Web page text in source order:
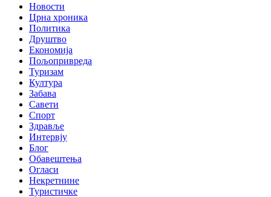
Новости
Црна хроника
Политика
Друштво
Економија
Пољопривреда
Туризам
Култура
Забава
Савети
Спорт
Здравље
Интервју
Блог
Обавештења
Огласи
Некретнине
Туристичке